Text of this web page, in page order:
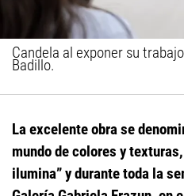
Candela al exponer su
Badillo.
La excelente obra se
mundo de colores y
ilumina” y durante toda la